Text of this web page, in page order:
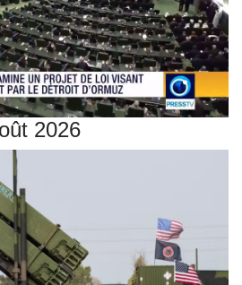
2026